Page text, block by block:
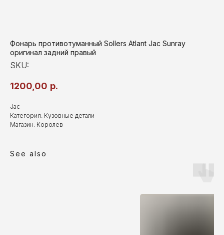
Фонарь противотуманный Sollers Atlant Jac Sunray
оригинал задний правый
SKU:
1200,00 р.
Jac
Категория: Кузовные детали
Магазин: Королев
See also